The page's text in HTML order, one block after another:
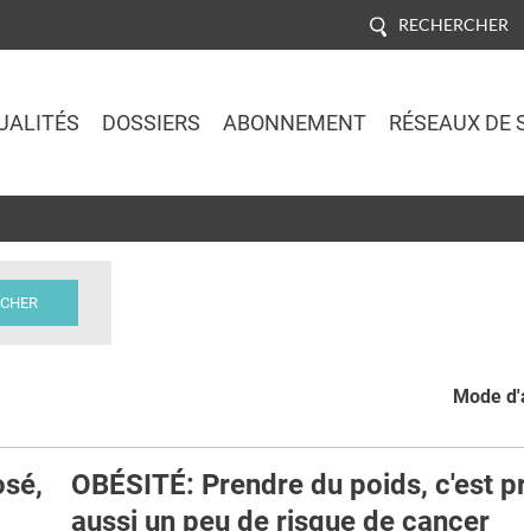
RECHERCHER
DOSSIERS ABONNEMENT RÉSEAUX DE
Mode
OBÉSITÉ: Prendre du poids, c'est
aussi un peu de risque de cancer